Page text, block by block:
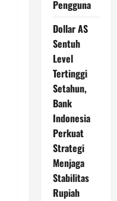
Pengguna
Dollar AS
Sentuh
Level
Tertinggi
Setahun,
Bank
Indonesia
Perkuat
Strategi
Menjaga
Stabilitas
Rupiah